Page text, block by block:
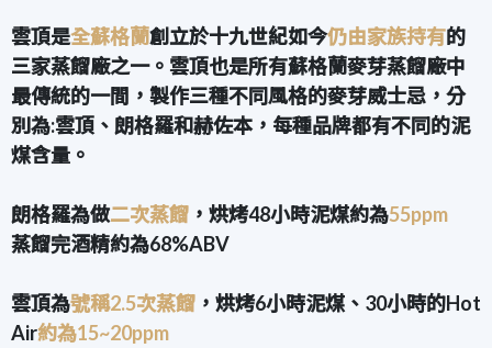
雲頂是全蘇格蘭創立於十九世紀如今仍由家族持有的
三家蒸餾廠之一。雲頂也是所有蘇格蘭麥芽蒸餾廠中
最傳統的一間，製作三種不同風格的麥芽威士忌，分
別為:雲頂、朗格羅和赫佐本，每種品牌都有不同的泥
煤含量。
朗格羅為做二次蒸餾 ，烘烤48小時泥煤約為55ppm
蒸餾完酒精約為68%ABV
雲頂為號稱2.5次蒸餾 ，烘烤6小時泥煤、30小時的Hot
Air約為15~20ppm